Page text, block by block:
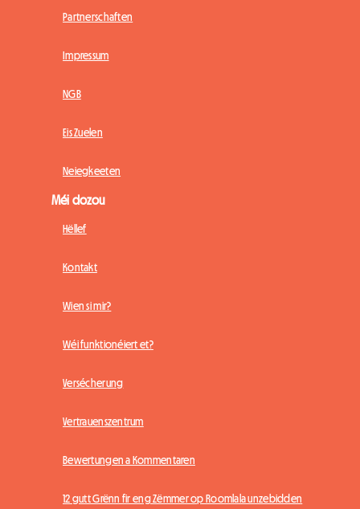
Partnerschaften
Impressum
NGB
Eis Zuelen
Neiegkeeten
Méi dozou
Hëllef
Kontakt
Wien si mir?
Wéi funktionéiert et?
Versécherung
Vertrauenszentrum
Bewertungen a Kommentaren
12 gutt Grënn fir eng Zëmmer op Roomlala unzebidden